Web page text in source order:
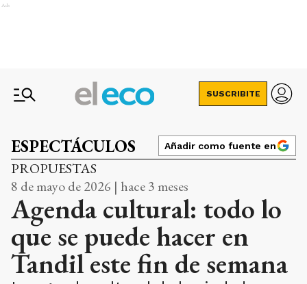
Ads
SUSCRIBITE
ESPECTÁCULOS Añadir como fuente en
PROPUESTAS
8 de mayo de 2026 | hace 3 meses
Agenda cultural: todo lo
que se puede hacer en
Tandil este fin de semana